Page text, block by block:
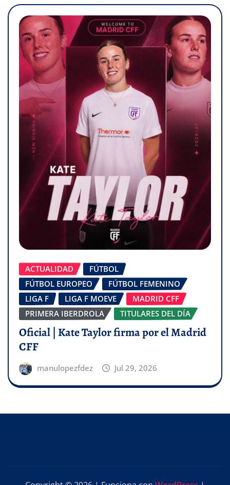
ACTUALIDAD
FÚTBOL
FÚTBOL EUROPEO
FÚTBOL FEMENINO
LIGA F
LIGA F MOEVE
MADRID CFF
PRIMERA IBERDROLA
TITULARES DEL DÍA
Oficial | Kate Taylor firma por el Madrid
CFF
manulopezfdez Jul 29, 2026